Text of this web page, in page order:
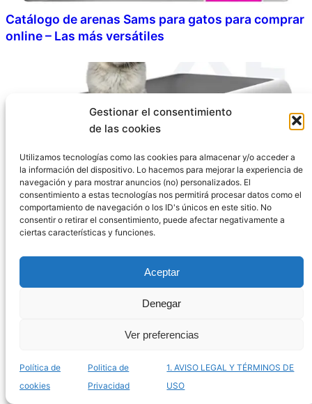
Gestionar el consentimiento
de las cookies
Utilizamos tecnologías como las cookies para almacenar y/o acceder a
la información del dispositivo. Lo hacemos para mejorar la experiencia de
navegación y para mostrar anuncios (no) personalizados. El
consentimiento a estas tecnologías nos permitirá procesar datos como el
comportamiento de navegación o los ID's únicos en este sitio. No
consentir o retirar el consentimiento, puede afectar negativamente a
ciertas características y funciones.
Aceptar
Denegar
Ver preferencias
Política de
cookies
Politica de
Privacidad
1. AVISO LEGAL Y TÉRMINOS DE
USO
Catálogo de arenas Sams para gatos para comprar
online – Las más versátiles
comprar online – Los más espaciosos